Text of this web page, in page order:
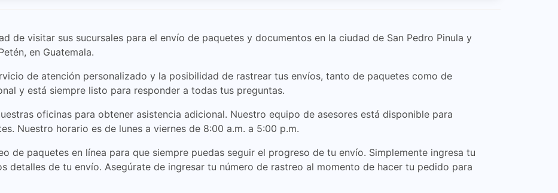
de visitar sus sucursales para el envío de paquetes y documentos en la ciudad de San Pedro Pinula y
en Guatemala.
de atención personalizado y la posibilidad de rastrear tus envíos, tanto de paquetes como de
y está siempre listo para responder a todas tus preguntas.
oficinas para obtener asistencia adicional. Nuestro equipo de asesores está disponible para
Nuestro horario es de lunes a viernes de 8:00 a.m. a 5:00 p.m.
de paquetes en línea para que siempre puedas seguir el progreso de tu envío. Simplemente ingresa tu
detalles de tu envío. Asegúrate de ingresar tu número de rastreo al momento de hacer tu pedido para